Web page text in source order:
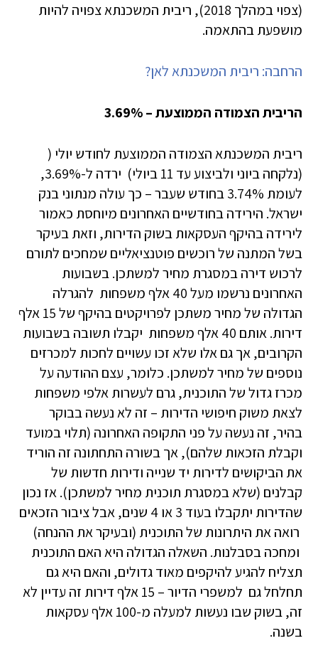
(צפוי במהלך 2018), ריבית המשכנתא צפויה להיות
מושפעת בהתאמה.
הרחבה: ריבית המשכנתא לאן?
הריבית הצמודה הממוצעת – 3.69%
ריבית המשכנתא הצמודה הממוצעת לחודש יולי (
(נלקחה ביוני ולביצוע עד 11 ביולי) ירדה ל-3.69%,
לעומת 3.74% בחודש שעבר – כך עולה מנתוני בנק
ישראל. הירידה בחודשיים האחרונים מיוחסת כאמור
לירידה בהיקף העסקאות בשוק הדירות, וזאת בעיקר
בשל המתנה של רוכשים פוטנציאליים שמחכים לתורם
לרכוש דירה במסגרת מחיר למשתכן. בשבועות
האחרונים נרשמו מעל 40 אלף משפחות להגרלה
הגדולה של מחיר משתכן לפרויקטים בהיקף של 15 אלף
דירות. אותם 40 אלף משפחות יקבלו תשובה בשבועות
הקרובים, אך גם אלו שלא זכו עשויים לחכות למכרזים
נוספים של מחיר למשתכן. כלומר, עצם ההודעה על
מכרז גדול של התוכנית, גרם לעשרות אלפי משפחות
לצאת משוק חיפושי הדירות – זה לא נעשה בבוקר
בהיר, זה נעשה על פני התקופה האחרונה (תלוי במועד
וקבלת הזכאות שלהם), אך בשורה התחתונה זה הוריד
את הביקושים לדירות יד שנייה ודירות חדשות של
קבלנים (שלא במסגרת תוכנית מחיר למשתכן). אז נכון
שהדירות יתקבלו בעוד 3 או 4 שנים, אבל ציבור הזכאים
רואה את היתרונות של התוכנית (ובעיקר את ההנחה)
ומחכה בסבלנות. השאלה הגדולה היא האם התוכנית
תצליח להגיע להיקפים מאוד גדולים, והאם היא גם
תחלחל גם למשפרי הדיור – 15 אלף דירות זה עדיין לא
זה, בשוק שבו נעשות למעלה מ-100 אלף עסקאות
בשנה.